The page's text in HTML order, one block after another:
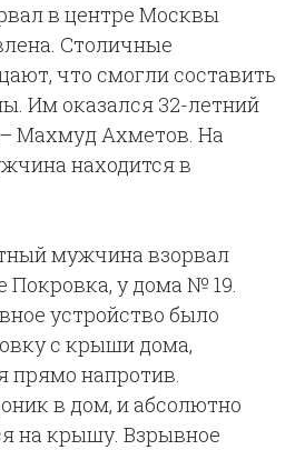
в центре Москвы
Столичные
что смогли составить
Им оказался 32-летний
Махмуд Ахметов. На
находится в
мужчина взорвал
Покровка, у дома № 19.
устройство было
с крыши дома,
прямо напротив.
в дом, и абсолютно
на крышу. Взрывное